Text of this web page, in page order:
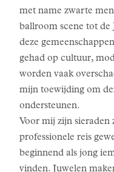
met name zwarte
ballroom scene tot de
deze
gehad op cultuur,
worden vaak
mijn toewijding om
ondersteunen.
Voor mij zijn sieraden
professionele reis
beginnend als jong
vinden. Juwelen